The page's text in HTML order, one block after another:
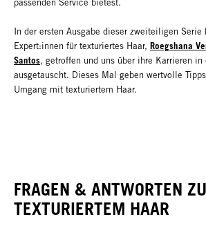
passenden Service bietest.
In der ersten Ausgabe dieser zweiteiligen Serie
Expert:innen für texturiertes Haar, Roegshana
Santos, getroffen und uns über ihre Karrieren in
ausgetauscht. Dieses Mal geben wertvolle
Umgang mit texturiertem Haar.
FRAGEN & ANTWORTEN ZU
TEXTURIERTEM HAAR